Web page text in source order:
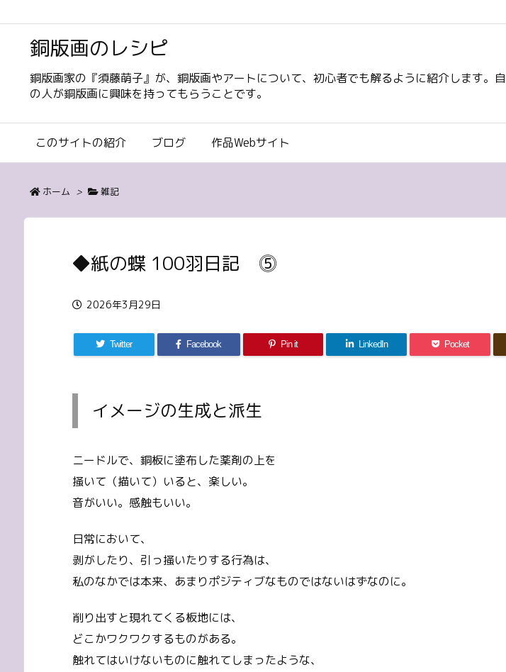
銅版画のレシピ
銅版画家の『須藤萌子』が、銅版画やアートについて、初心者でも解るように紹介します
の人が銅版画に興味を持ってもらうことです。
このサイトの紹介 ブログ 作品Webサイト
ホーム > 雑記
◆紙の蝶 100羽日記 ⓹
2026年3月29日
Twitter Facebook Pin it LinkedIn Pocket
イメージの生成と派生
ニードルで、銅板に塗布した薬剤の上を
掻いて（描いて）いると、楽しい。
音がいい。感触もいい。
日常において、
剥がしたり、引っ掻いたりする行為は、
私のなかでは本来、あまりポジティブなものではないはずなのに。
削り出すと現れてくる板地には、
どこかワクワクするものがある。
触れてはいけないものに触れてしまったような、